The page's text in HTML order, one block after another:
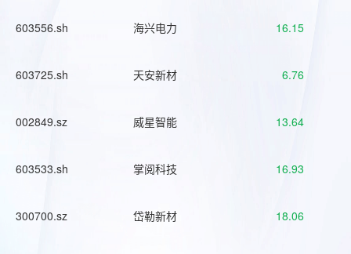
603556.sh 海兴电力 16.15
603725.sh 天安新材 6.76
002849.sz 威星智能 13.64
603533.sh 掌阅科技 16.93
300700.sz 岱勒新材 18.06